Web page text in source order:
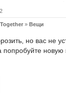
» Вещи
но вас не
попробуйте